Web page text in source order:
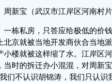
周新宝（武汉市江岸区河南村片
一栋私房，只答应给极低的价
北京就被当地开发商伙合当地
小楼就被这样缩了水。江岸区
当时的拆迁办小混混，对周新
们不认识胡锦涛，我们只认识